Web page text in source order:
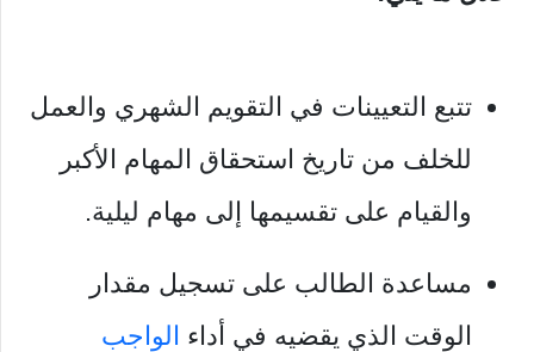
تتبع التعيينات في التقويم الشهري والعمل
للخلف من تاريخ استحقاق المهام الأكبر
والقيام على تقسيمها إلى مهام ليلية.
مساعدة الطالب على تسجيل مقدار
الوقت الذي يقضيه في أداء الواجب